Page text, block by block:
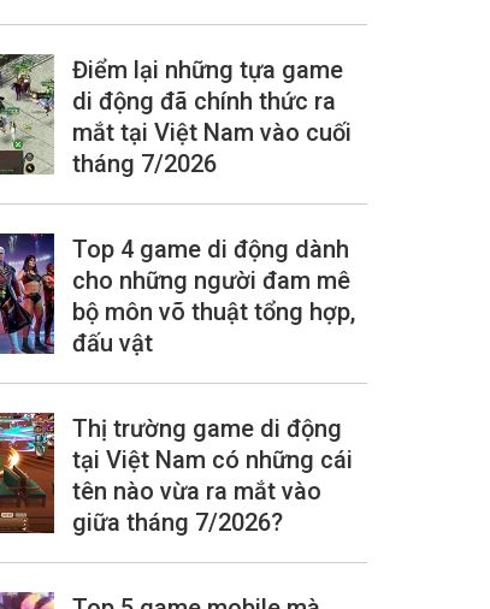
Điểm lại những tựa game
di động đã chính thức ra
mắt tại Việt Nam vào cuối
tháng 7/2026
Top 4 game di động dành
cho những người đam mê
bộ môn võ thuật tổng hợp,
đấu vật
Thị trường game di động
tại Việt Nam có những cái
tên nào vừa ra mắt vào
giữa tháng 7/2026?